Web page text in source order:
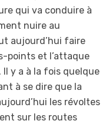
qui va conduire à
nuire au
aujourd’hui faire
points et l’attaque
y a à la fois quelque
à se dire que la
les révoltes
sur les routes